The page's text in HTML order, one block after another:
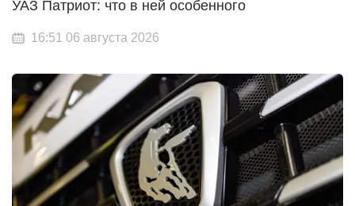
УАЗ Патриот: что в ней особенного
16:51 06 августа 2026